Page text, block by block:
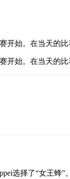
开始。在当天的
开始。在当天的
选择了“女王蜂